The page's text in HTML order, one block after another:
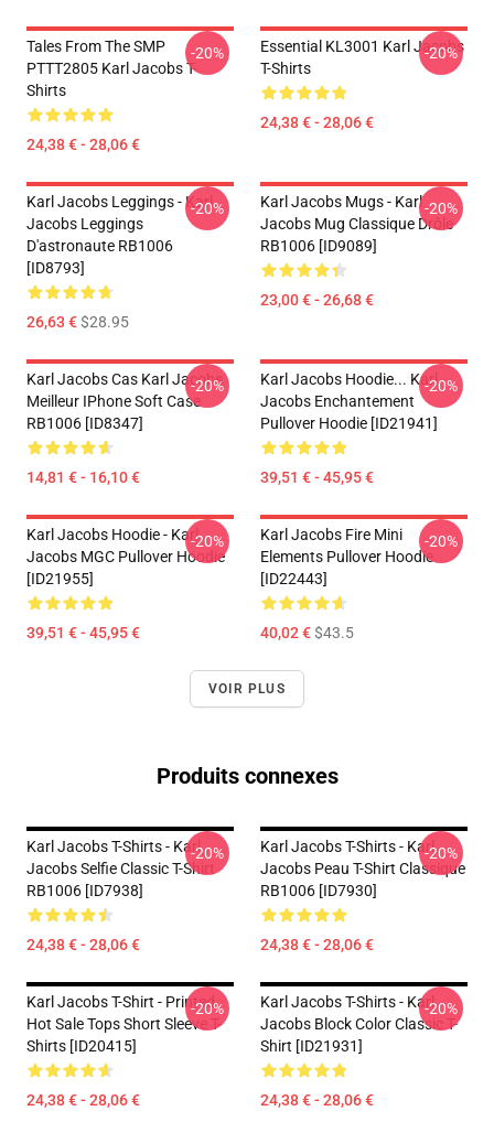
Tales From The SMP
PTTT2805 Karl Jacobs T-
Shirts
24,38 € - 28,06 €
-20%
Essential KL3001 Karl Jacobs
T-Shirts
24,38 € - 28,06 €
-20%
Karl Jacobs Leggings - Karl
Jacobs Leggings
D'astronaute RB1006
[ID8793]
26,63 €$28.95
-20%
Karl Jacobs Mugs - Karl
Jacobs Mug Classique Drôle
RB1006 [ID9089]
23,00 € - 26,68 €
-20%
Karl Jacobs Cas Karl Jacobs
Meilleur IPhone Soft Case
RB1006 [ID8347]
14,81 € - 16,10 €
-20%
Karl Jacobs Hoodie... Karl
Jacobs Enchantement
Pullover Hoodie [ID21941]
39,51 € - 45,95 €
-20%
Karl Jacobs Hoodie - Karl
Jacobs MGC Pullover Hoodie
[ID21955]
39,51 € - 45,95 €
-20%
Karl Jacobs Fire Mini
Elements Pullover Hoodie
[ID22443]
40,02 €$43.5
-20%
VOIR PLUS
Produits connexes
Karl Jacobs T-Shirts - Karl
Jacobs Selfie Classic T-Shirt
RB1006 [ID7938]
24,38 € - 28,06 €
-20%
Karl Jacobs T-Shirts - Karl
Jacobs Peau T-Shirt Classique
RB1006 [ID7930]
24,38 € - 28,06 €
-20%
Karl Jacobs T-Shirt - Printed
Hot Sale Tops Short Sleeve T-
Shirts [ID20415]
24,38 € - 28,06 €
-20%
Karl Jacobs T-Shirts - Karl
Jacobs Block Color Classic T-
Shirt [ID21931]
24,38 € - 28,06 €
-20%